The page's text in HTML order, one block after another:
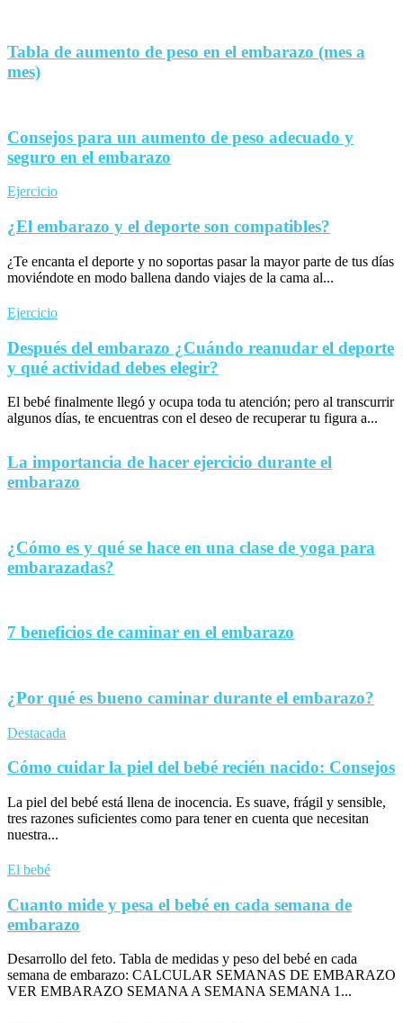
Tabla de aumento de peso en el embarazo (mes a
mes)
Consejos para un aumento de peso adecuado y
seguro en el embarazo
Ejercicio
¿El embarazo y el deporte son compatibles?
¿Te encanta el deporte y no soportas pasar la mayor parte de tus días
moviéndote en modo ballena dando viajes de la cama al...
Ejercicio
Después del embarazo ¿Cuándo reanudar el deporte
y qué actividad debes elegir?
El bebé finalmente llegó y ocupa toda tu atención; pero al transcurrir
algunos días, te encuentras con el deseo de recuperar tu figura a...
La importancia de hacer ejercicio durante el
embarazo
¿Cómo es y qué se hace en una clase de yoga para
embarazadas?
7 beneficios de caminar en el embarazo
¿Por qué es bueno caminar durante el embarazo?
Destacada
Cómo cuidar la piel del bebé recién nacido: Consejos
La piel del bebé está llena de inocencia. Es suave, frágil y sensible,
tres razones suficientes como para tener en cuenta que necesitan
nuestra...
El bebé
Cuanto mide y pesa el bebé en cada semana de
embarazo
Desarrollo del feto. Tabla de medidas y peso del bebé en cada
semana de embarazo: CALCULAR SEMANAS DE EMBARAZO
VER EMBARAZO SEMANA A SEMANA SEMANA 1...